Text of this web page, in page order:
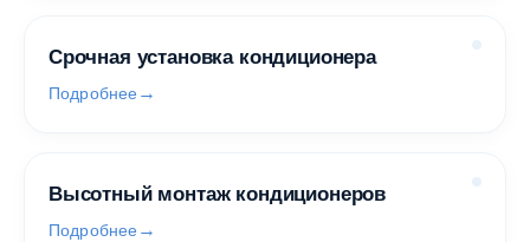
Срочная установка кондиционера
Подробнее
Высотный монтаж кондиционеров
Подробнее